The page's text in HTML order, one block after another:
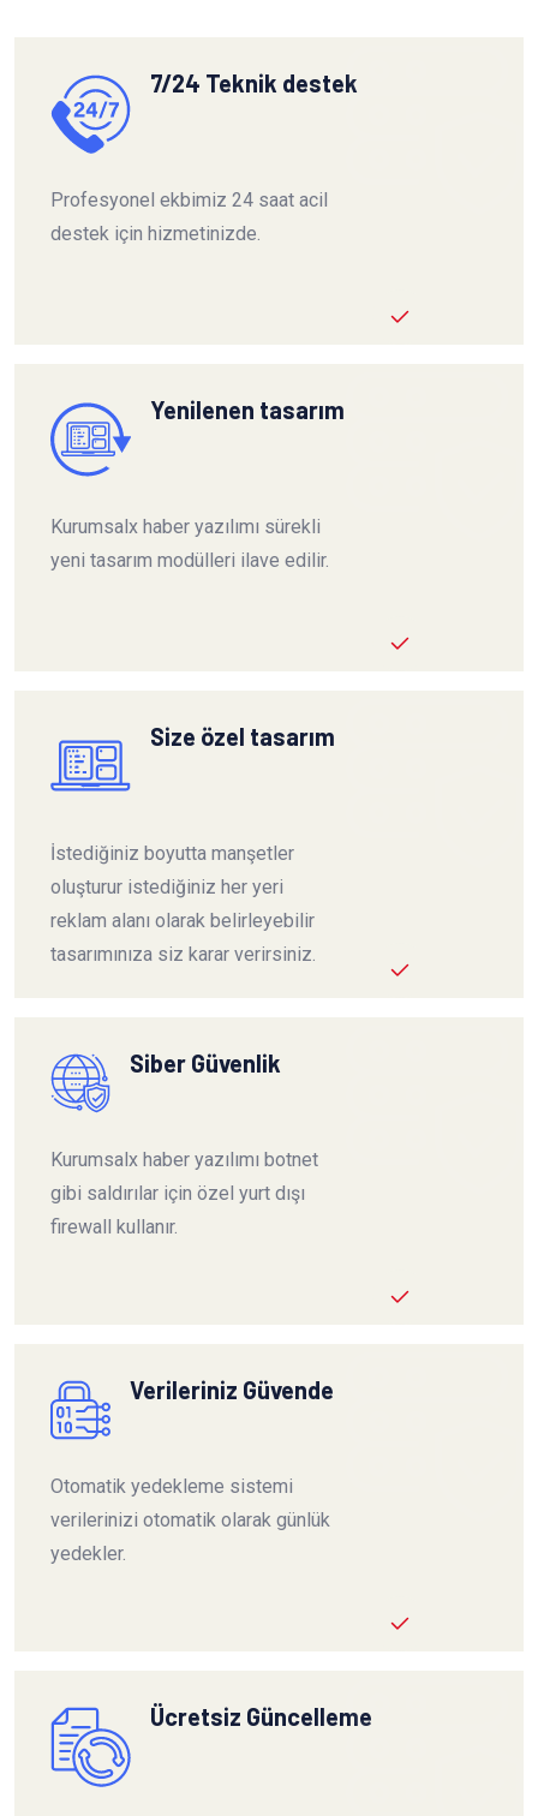
7/24 Teknik destek
Profesyonel ekbimiz 24 saat acil
destek için hizmetinizde.
Yenilenen tasarım
Kurumsalx haber yazılımı sürekli
yeni tasarım modülleri ilave edilir.
Size özel tasarım
İstediğiniz boyutta manşetler
oluşturur istediğiniz her yeri
reklam alanı olarak belirleyebilir
tasarımınıza siz karar verirsiniz.
Siber Güvenlik
Kurumsalx haber yazılımı botnet
gibi saldırılar için özel yurt dışı
firewall kullanır.
Verileriniz Güvende
Otomatik yedekleme sistemi
verilerinizi otomatik olarak günlük
yedekler.
Ücretsiz Güncelleme